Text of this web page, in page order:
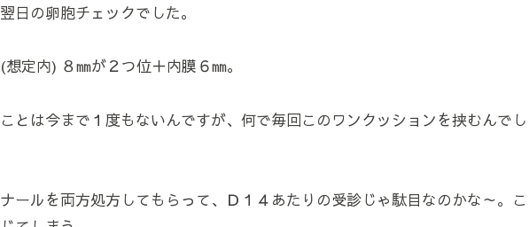
日の卵胞チェックでした。
定内) ８㎜が２つ位＋内膜６㎜。
とは今まで１度もないんですが、何で毎回このワンクッションを挟むんでし
ールを両方処方してもらって、Ｄ１４あたりの受診じゃ駄目なのかな～。こ